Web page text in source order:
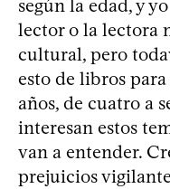
según la edad, y
lector o la lectora
cultural, pero
esto de libros
años, de cuatro a
interesan estos
van a entender.
prejuicios